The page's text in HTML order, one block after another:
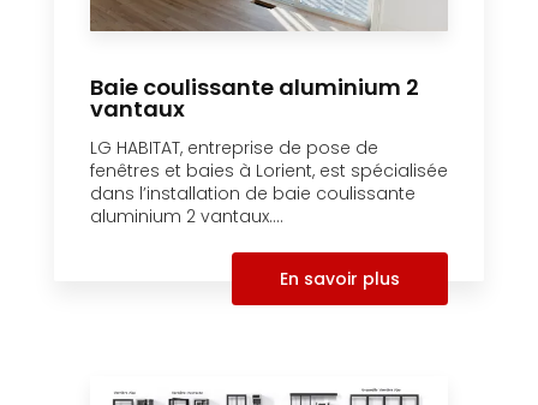
Baie coulissante aluminium 2
vantaux
LG HABITAT, entreprise de pose de
fenêtres et baies à Lorient, est spécialisée
dans l’installation de baie coulissante
aluminium 2 vantaux....
En savoir plus